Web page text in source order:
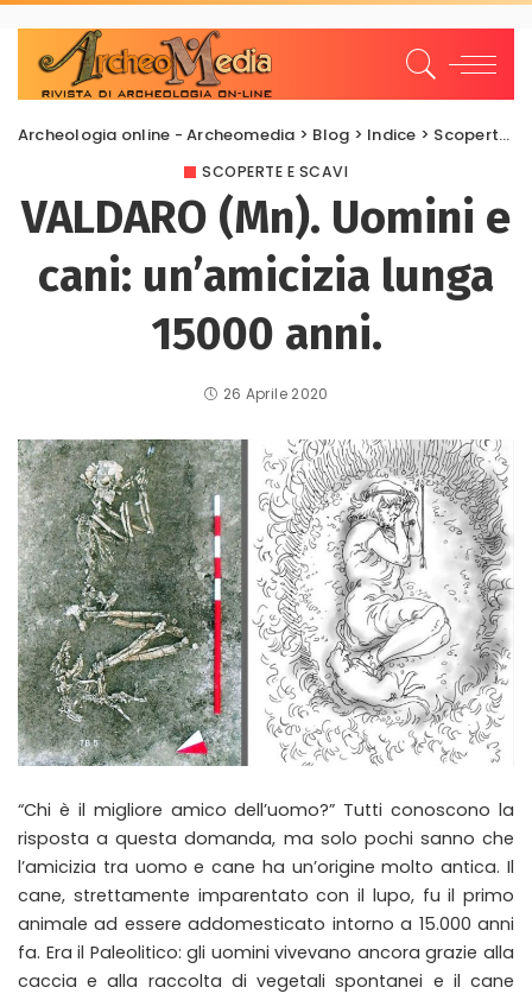
Archeologia online - Archeomedia > Blog > Indice > Scoperte e scavi
SCOPERTE E SCAVI
VALDARO (Mn). Uomini e
cani: un’amicizia lunga
15000 anni.
26 Aprile 2020
“Chi è il migliore amico dell’uomo?” Tutti conoscono la
risposta a questa domanda, ma solo pochi sanno che
l’amicizia tra uomo e cane ha un’origine molto antica. Il
cane, strettamente imparentato con il lupo, fu il primo
animale ad essere addomesticato intorno a 15.000 anni
fa. Era il Paleolitico: gli uomini vivevano ancora grazie alla
caccia e alla raccolta di vegetali spontanei e il cane